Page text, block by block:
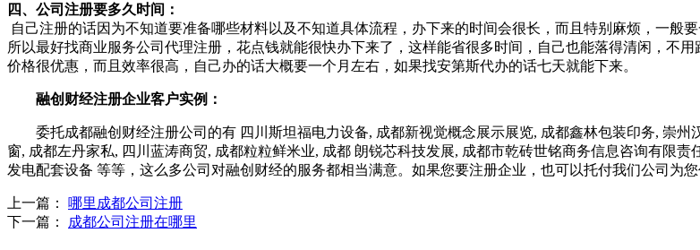
四、公司注册要多久时间：
自己注册的话因为不知道要准备哪些材料以及不知道具体流程，办下来的时间会很长，而且特别麻烦，一般要
所以最好找商业服务公司代理注册，花点钱就能很快办下来了，这样能省很多时间，自己也能落得清闲，不
价格很优惠，而且效率很高，自己办的话大概要一个月左右，如果找安第斯代办的话七天就能下来。
融创财经注册企业客户实例：
委托成都融创财经注册公司的有 四川斯坦福电力设备, 成都新视觉概念展示展览, 成都鑫林包装印务, 崇州
窗, 成都左丹家私, 四川蓝涛商贸, 成都粒粒鲜米业, 成都 朗锐芯科技发展, 成都市乾砖世铭商务信息咨询有限
发电配套设备 等等，这么多公司对融创财经的服务都相当满意。如果您要注册企业，也可以托付我们公司为
上一篇： 哪里成都公司注册
下一篇：
成都公司注册在哪里